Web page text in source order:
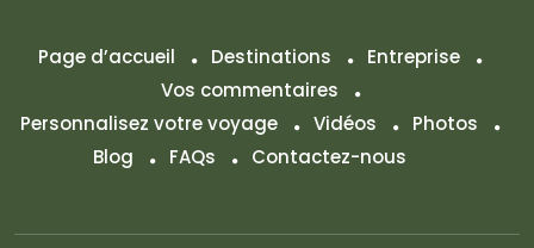
Page d’accueil Destinations
Entreprise
Vos commentaires
Personnalisez votre voyage
Vidéos
Photos
Blog
FAQs Contactez-nous